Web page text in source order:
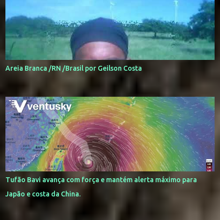
Areia Branca /RN /Brasil por Geilson Costa
Tufão Bavi avança com força e mantém alerta máximo para
Japão e costa da China.